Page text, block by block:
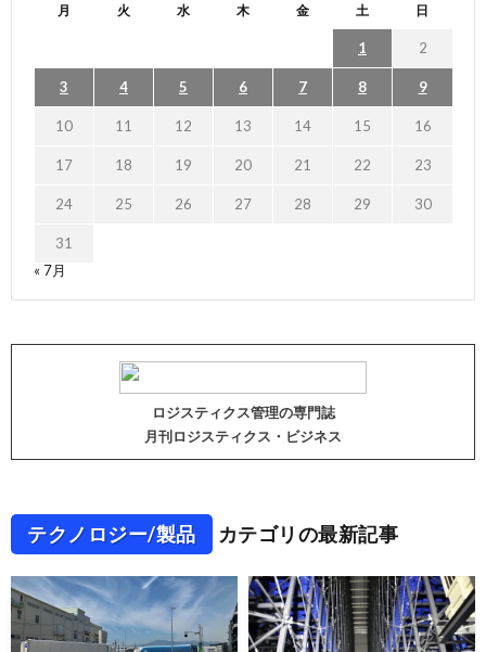
月 火 水 木 金 土 日
1 2
3 4 5 6 7 8 9
10 11 12 13 14 15 16
17 18 19 20 21 22 23
24 25 26 27 28 29 30
31
« 7月
ロジスティクス管理の専門誌
月刊ロジスティクス・ビジネス
テクノロジー/製品 カテゴリの最新記事